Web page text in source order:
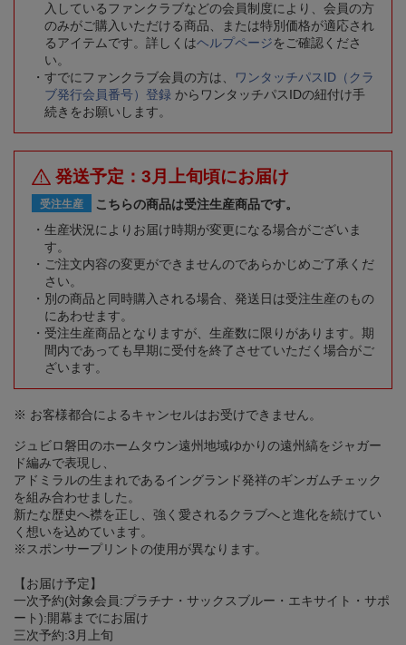
入しているファンクラブなどの会員制度により、会員の方
のみがご購入いただける商品、または特別価格が適応され
るアイテムです。詳しくはヘルプページをご確認くださ
い。
すでにファンクラブ会員の方は、
ワンタッチパスID（クラ
ブ発行会員番号）登録 からワンタッチパスIDの紐付け手
続きをお願いします。
発送予定：3月上旬頃にお届け
受注生産
こちらの商品は受注生産商品です。
生産状況によりお届け時期が変更になる場合がございま
す。
ご注文内容の変更ができませんのであらかじめご了承くだ
さい。
別の商品と同時購入される場合、発送日は受注生産のもの
にあわせます。
受注生産商品となりますが、生産数に限りがあります。期
間内であっても早期に受付を終了させていただく場合がご
ざいます。
※ お客様都合によるキャンセルはお受けできません。
ジュビロ磐田のホームタウン遠州地域ゆかりの遠州縞をジャガー
ド編みで表現し、
アドミラルの生まれであるイングランド発祥のギンガムチェック
を組み合わせました。
新たな歴史へ襟を正し、強く愛されるクラブへと進化を続けてい
く想いを込めています。
※スポンサープリントの使用が異なります。
【お届け予定】
一次予約(対象会員:プラチナ・サックスブルー・エキサイト・サポ
ート):開幕までにお届け
三次予約:3月上旬